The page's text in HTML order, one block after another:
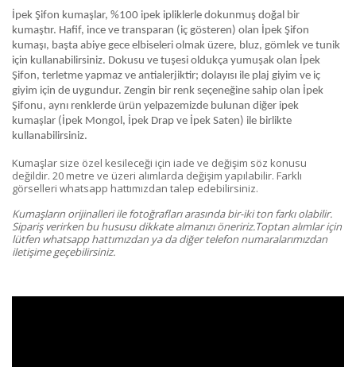
İpek Şifon kumaşlar, %100 ipek ipliklerle dokunmuş doğal bir
kumaştır. Hafif, ince ve transparan (iç gösteren) olan İpek Şifon
kumaşı, başta abiye gece elbiseleri olmak üzere, bluz, gömlek ve tunik
için kullanabilirsiniz. Dokusu ve tuşesi oldukça yumuşak olan İpek
Şifon, terletme yapmaz ve antialerjiktir; dolayısı ile plaj giyim ve iç
giyim için de uygundur. Zengin bir renk seçeneğine sahip olan İpek
Şifonu, aynı renklerde ürün yelpazemizde bulunan diğer ipek
kumaşlar (İpek Mongol, İpek Drap ve İpek Saten) ile birlikte
kullanabilirsiniz.
Kumaşlar size özel kesileceği için iade ve değişim söz konusu
değildir. 20 metre ve üzeri alımlarda değişim yapılabilir. Farklı
görselleri whatsapp hattımızdan talep edebilirsiniz.
Kumaşların orijinalleri ile fotoğrafları arasında bir-iki ton farkı olabilir.
Sipariş verirken bu hususu dikkate almanızı öneririz.Toptan alımlar için
lütfen whatsapp hattımızdan ya da diğer telefon numaralarımızdan
iletişime geçebilirsiniz.